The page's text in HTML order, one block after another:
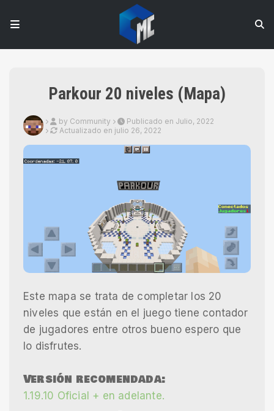
Parkour 20 niveles (Mapa)
by Community
Publicado en Julio, 2022
Actualizado en julio 26, 2022
Este mapa se trata de completar los 20
niveles que están en el juego tiene contador
de jugadores entre otros bueno espero que
lo disfrutes.
Versión recomendada:
1.19.10 Oficial + en adelante.